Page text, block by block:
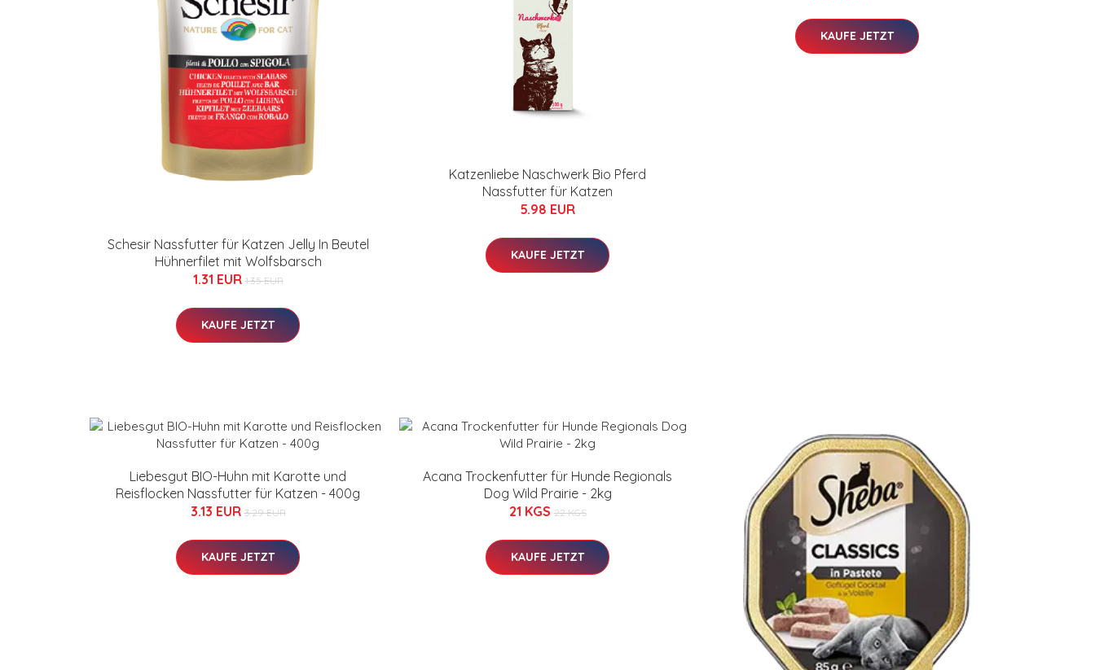
Schesir Nassfutter für Katzen Jelly In Beutel
Hühnerfilet mit Wolfsbarsch
1.31 EUR 1.35 EUR
KAUFE JETZT
Katzenliebe Naschwerk Bio Pferd
Nassfutter für Katzen
5.98 EUR
KAUFE JETZT
KAUFE JETZT
Liebesgut BIO-Huhn mit Karotte und
Reisflocken Nassfutter für Katzen - 400g
3.13 EUR 3.29 EUR
KAUFE JETZT
Acana Trockenfutter für Hunde Regionals
Dog Wild Prairie - 2kg
21 KGS 22 KGS
KAUFE JETZT